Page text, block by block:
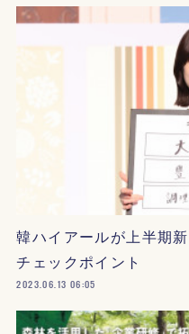
韓ハイアールが上半期
チェックポイント
2023.06.13 06:05